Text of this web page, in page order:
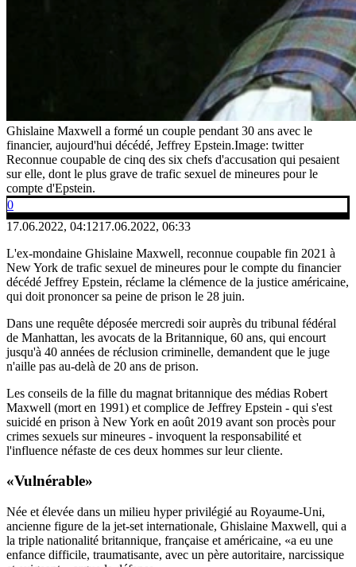
Ghislaine Maxwell a formé un couple pendant 30 ans avec le
financier, aujourd'hui décédé, Jeffrey Epstein.Image: twitter
Reconnue coupable de cinq des six chefs d'accusation qui pesaient
sur elle, dont le plus grave de trafic sexuel de mineures pour le
compte d'Epstein.
0
17.06.2022, 04:1217.06.2022, 06:33
L'ex-mondaine Ghislaine Maxwell, reconnue coupable fin 2021 à
New York de trafic sexuel de mineures pour le compte du financier
décédé Jeffrey Epstein, réclame la clémence de la justice américaine,
qui doit prononcer sa peine de prison le 28 juin.
Dans une requête déposée mercredi soir auprès du tribunal fédéral
de Manhattan, les avocats de la Britannique, 60 ans, qui encourt
jusqu'à 40 années de réclusion criminelle, demandent que le juge
n'aille pas au-delà de 20 ans de prison.
Les conseils de la fille du magnat britannique des médias Robert
Maxwell (mort en 1991) et complice de Jeffrey Epstein - qui s'est
suicidé en prison à New York en août 2019 avant son procès pour
crimes sexuels sur mineures - invoquent la responsabilité et
l'influence néfaste de ces deux hommes sur leur cliente.
«Vulnérable»
Née et élevée dans un milieu hyper privilégié au Royaume-Uni,
ancienne figure de la jet-set internationale, Ghislaine Maxwell, qui a
la triple nationalité britannique, française et américaine, «a eu une
enfance difficile, traumatisante, avec un père autoritaire, narcissique